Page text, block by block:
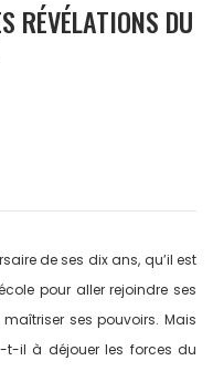
RÉVÉLATIONS DU
de ses dix ans, qu’il est
pour aller rejoindre ses
ses pouvoirs. Mais
t-il à déjouer les forces du